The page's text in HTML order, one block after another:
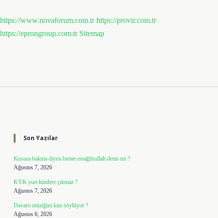
https://www.novaforum.com.tr https://provir.com.tr
https://eprongroup.com.tr Sitemap
Son Yazılar
Kusura bakma diyen birine estağfirullah denir mi ?
Ağustos 7, 2026
KYK yurt kimlere çıkmaz ?
Ağustos 7, 2026
Davaro müziğini kim söylüyor ?
Ağustos 6, 2026